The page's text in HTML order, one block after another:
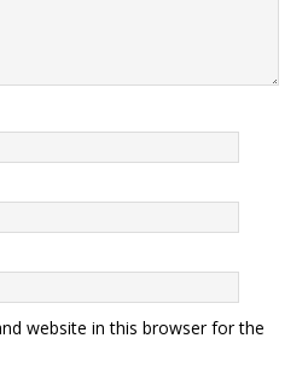
website in this browser for the